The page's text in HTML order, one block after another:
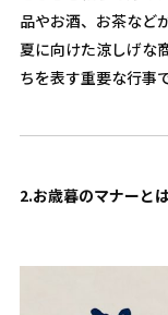
品やお酒、お茶など
夏に向けた涼しげな
ちを表す重要な行事で
2.お歳暮のマナーと